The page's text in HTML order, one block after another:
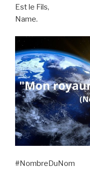
Est le Fils,
Name.
#NombreDuNom